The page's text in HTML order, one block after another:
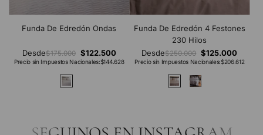
Funda De Edredón Ondas
Desde$175.000 $122.500
Precio sin Impuestos Nacionales:$144.628
Funda De Edredón 4 Festones
230 Hilos
Desde$250.000 $125.000
Precio sin Impuestos Nacionales:$206.612